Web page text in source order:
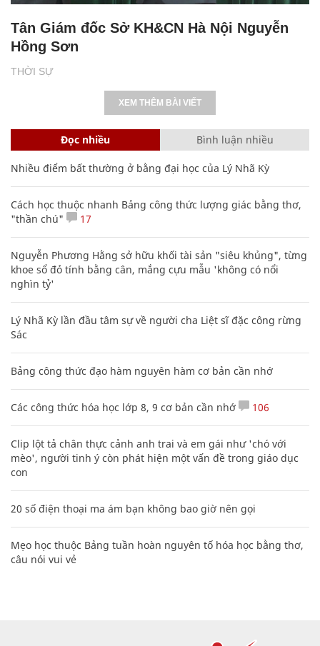
THỜI SỰ
Tân Giám đốc Sở KH&CN Hà Nội Nguyễn
Hồng Sơn
XEM THÊM BÀI VIẾT
Đọc nhiều Bình luận nhiều
Nhiều điểm bất thường ở bằng đại học của Lý Nhã Kỳ
Cách học thuộc nhanh Bảng công thức lượng giác bằng thơ,
"thần chú"
17
Nguyễn Phương Hằng sở hữu khối tài sản "siêu khủng", từng
khoe sổ đỏ tính bằng cân, mắng cựu mẫu 'không có nổi
nghìn tỷ'
Lý Nhã Kỳ lần đầu tâm sự về người cha Liệt sĩ đặc công rừng
Sác
Bảng công thức đạo hàm nguyên hàm cơ bản cần nhớ
Các công thức hóa học lớp 8, 9 cơ bản cần nhớ 106
Clip lột tả chân thực cảnh anh trai và em gái như 'chó với
mèo', người tinh ý còn phát hiện một vấn đề trong giáo dục
con
20 số điện thoại ma ám bạn không bao giờ nên gọi
Mẹo học thuộc Bảng tuần hoàn nguyên tố hóa học bằng thơ,
câu nói vui vẻ